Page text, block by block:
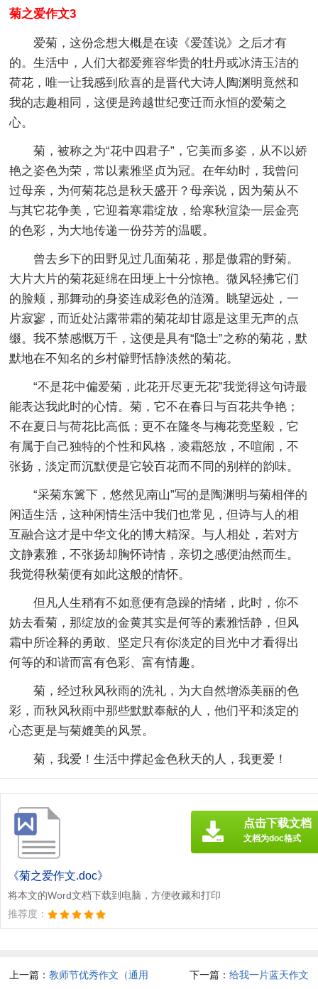
菊之爱作文3
爱菊，这份念想大概是在读《爱莲说》之后才有
的。生活中，人们大都爱雍容华贵的牡丹或冰清玉洁的
荷花，唯一让我感到欣喜的是晋代大诗人陶渊明竟然和
我的志趣相同，这便是跨越世纪变迁而永恒的爱菊之
心。
菊，被称之为“花中四君子”，它美而多姿，从不以娇
艳之姿色为荣，常以素雅坚贞为冠。在年幼时，我曾问
过母亲，为何菊花总是秋天盛开？母亲说，因为菊从不
与其它花争美，它迎着寒霜绽放，给寒秋渲染一层金亮
的色彩，为大地传递一份芬芳的温暖。
曾去乡下的田野见过几面菊花，那是傲霜的野菊。
大片大片的菊花延绵在田埂上十分惊艳。微风轻拂它们
的脸颊，那舞动的身姿连成彩色的涟漪。眺望远处，一
片寂寥，而近处沾露带霜的菊花却甘愿是这里无声的点
缀。我不禁感慨万千，这便是具有“隐士”之称的菊花，默
默地在不知名的乡村僻野恬静淡然的菊花。
“不是花中偏爱菊，此花开尽更无花”我觉得这句诗最
能表达我此时的心情。菊，它不在春日与百花共争艳；
不在夏日与荷花比高低；更不在隆冬与梅花竞坚毅，它
有属于自己独特的个性和风格，凌霜怒放，不喧闹，不
张扬，淡定而沉默便是它较百花而不同的别样的韵味。
“采菊东篱下，悠然见南山”写的是陶渊明与菊相伴的
闲适生活，这种闲情生活中我们也常见，但诗与人的相
互融合这才是中华文化的博大精深。与人相处，若对方
文静素雅，不张扬却胸怀诗情，亲切之感便油然而生。
我觉得秋菊便有如此这般的情怀。
但凡人生稍有不如意便有急躁的情绪，此时，你不
妨去看菊，那绽放的金黄其实是何等的素雅恬静，但风
霜中所诠释的勇敢、坚定只有你淡定的目光中才看得出
何等的和谐而富有色彩、富有情趣。
菊，经过秋风秋雨的洗礼，为大自然增添美丽的色
彩，而秋风秋雨中那些默默奉献的人，他们平和淡定的
心态更是与菊媲美的风景。
菊，我爱！生活中撑起金色秋天的人，我更爱！
《菊之爱作文.doc》
将本文的Word文档下载到电脑，方便收藏和打印
推荐度：
点击下载文档
文档为doc格式
上一篇：教师节优秀作文（通用 下一篇： 给我一片蓝天作文